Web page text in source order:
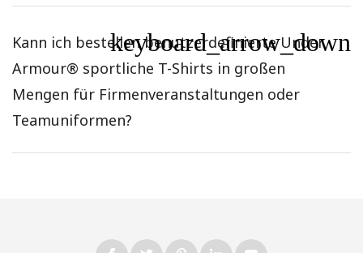
Kann ich bestellen benutzerdefinierte Under
Armour® sportliche T-Shirts in großen
Mengen für Firmenveranstaltungen oder
Teamuniformen?
keyboard_arrow_down